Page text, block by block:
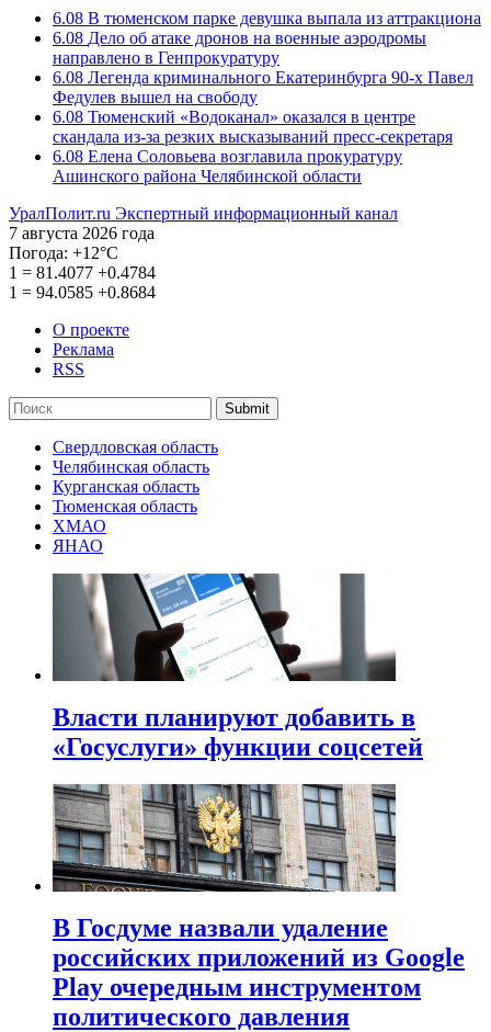
6.08 В тюменском парке девушка выпала из аттракциона
6.08 Дело об атаке дронов на военные аэродромы
направлено в Генпрокуратуру
6.08 Легенда криминального Екатеринбурга 90-х Павел
Федулев вышел на свободу
6.08 Тюменский «Водоканал» оказался в центре
скандала из-за резких высказываний пресс-секретаря
6.08 Елена Соловьева возглавила прокуратуру
Ашинского района Челябинской области
УралПолит.ru Экспертный информационный канал
7 августа 2026 года
Погода: +12°С
1 = 81.4077 +0.4784
1 = 94.0585 +0.8684
О проекте
Реклама
RSS
Submit
Свердловская область
Челябинская область
Курганская область
Тюменская область
ХМАО
ЯНАО
Власти планируют добавить в
«Госуслуги» функции соцсетей
В Госдуме назвали удаление
российских приложений из Google
Play очередным инструментом
политического давления